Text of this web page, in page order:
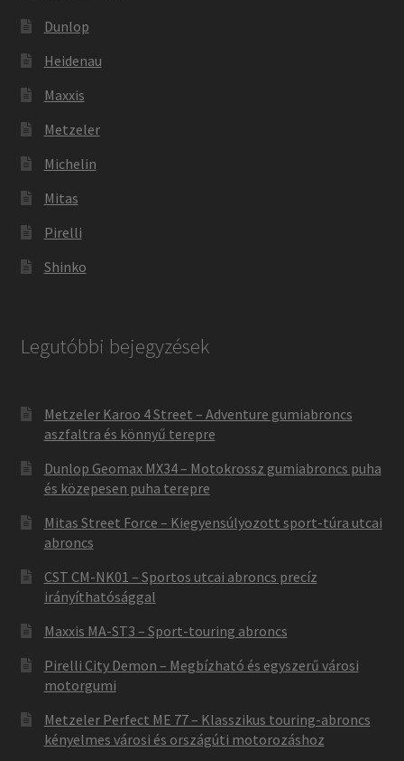
Dunlop
Heidenau
Maxxis
Metzeler
Michelin
Mitas
Pirelli
Shinko
Legutóbbi bejegyzések
Metzeler Karoo 4 Street – Adventure gumiabroncs
aszfaltra és könnyű terepre
Dunlop Geomax MX34 – Motokrossz gumiabroncs puha
és közepesen puha terepre
Mitas Street Force – Kiegyensúlyozott sport-túra utcai
abroncs
CST CM-NK01 – Sportos utcai abroncs precíz
irányíthatósággal
Maxxis MA-ST3 – Sport-touring abroncs
Pirelli City Demon – Megbízható és egyszerű városi
motorgumi
Metzeler Perfect ME 77 – Klasszikus touring-abroncs
kényelmes városi és országúti motorozáshoz